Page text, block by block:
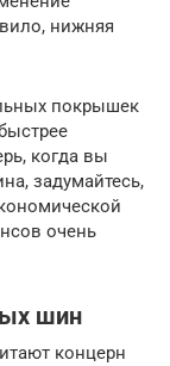
нижняя
покрышек
когда вы
задумайтесь,
очень
шин
концерн